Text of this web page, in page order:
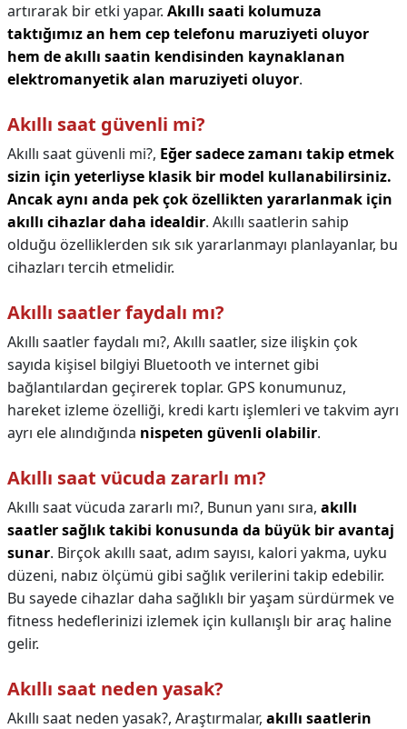
artırarak bir etki yapar. Akıllı saati kolumuza
taktığımız an hem cep telefonu maruziyeti oluyor
hem de akıllı saatin kendisinden kaynaklanan
elektromanyetik alan maruziyeti oluyor.
Akıllı saat güvenli mi?
Akıllı saat güvenli mi?, Eğer sadece zamanı takip etmek
sizin için yeterliyse klasik bir model kullanabilirsiniz.
Ancak aynı anda pek çok özellikten yararlanmak için
akıllı cihazlar daha idealdir. Akıllı saatlerin sahip
olduğu özelliklerden sık sık yararlanmayı planlayanlar, bu
cihazları tercih etmelidir.
Akıllı saatler faydalı mı?
Akıllı saatler faydalı mı?, Akıllı saatler, size ilişkin çok
sayıda kişisel bilgiyi Bluetooth ve internet gibi
bağlantılardan geçirerek toplar. GPS konumunuz,
hareket izleme özelliği, kredi kartı işlemleri ve takvim ayrı
ayrı ele alındığında nispeten güvenli olabilir.
Akıllı saat vücuda zararlı mı?
Akıllı saat vücuda zararlı mı?, Bunun yanı sıra, akıllı
saatler sağlık takibi konusunda da büyük bir avantaj
sunar. Birçok akıllı saat, adım sayısı, kalori yakma, uyku
düzeni, nabız ölçümü gibi sağlık verilerini takip edebilir.
Bu sayede cihazlar daha sağlıklı bir yaşam sürdürmek ve
fitness hedeflerinizi izlemek için kullanışlı bir araç haline
gelir.
Akıllı saat neden yasak?
Akıllı saat neden yasak?, Araştırmalar, akıllı saatlerin